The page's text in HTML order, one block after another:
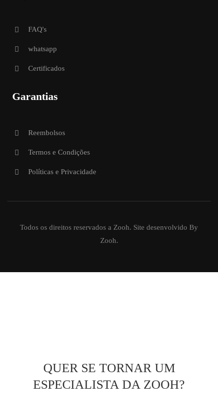
FAQ's
whatsapp
Certificados
Garantias
Reembolsos
Termos e Condições
Políticas e Privacidade
Todos os direitos reservados a Zooh. Site desenvolvido By
Zooh.
QUER SE TORNAR UM
ESPECIALISTA DA ZOOH?